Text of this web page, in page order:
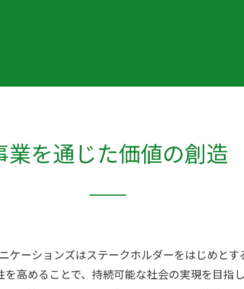
業を通じた価値の創造
ケーションズはステークホルダーをはじめとす
高めることで、持続可能な社会の実現を目指し